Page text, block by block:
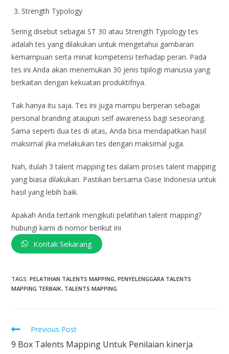
Strength Typology
Sering disebut sebagai ST 30 atau Strength Typology tes
adalah tes yang dilakukan untuk mengetahui gambaran
kemampuan serta minat kompetensi terhadap peran. Pada
tes ini Anda akan menemukan 30 jenis tipilogi manusia yang
berkaitan dengan kekuatan produktifnya.
Tak hanya itu saja. Tes ini juga mampu berperan sebagai
personal branding ataupun self awareness bagi seseorang.
Sama seperti dua tes di atas, Anda bisa mendapatkan hasil
maksimal jika melakukan tes dengan maksimal juga.
Nah, itulah 3 talent mapping tes dalam proses talent mapping
yang biasa dilakukan. Pastikan bersama Oase Indonesia untuk
hasil yang lebih baik.
Apakah Anda tertarik mengikuti pelatihan talent mapping?
hubungi kami di nomor berikut ini
Kontak Sekarang
TAGS:PELATIHAN TALENTS MAPPING, PENYELENGGARA TALENTS
MAPPING TERBAIK, TALENTS MAPPING
Previous Post
9 Box Talents Mapping Untuk Penilaian kinerja